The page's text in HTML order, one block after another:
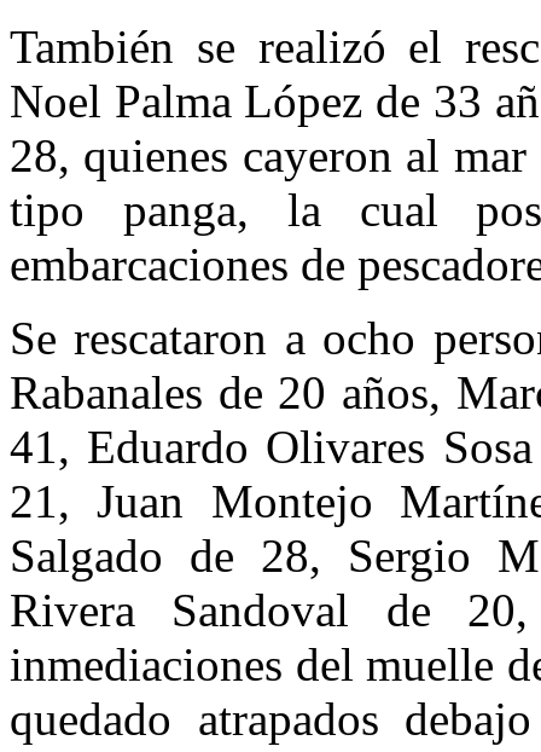
También se realizó el
Noel Palma López de 33
28, quienes cayeron al
tipo panga, la cual
embarcaciones de
Se rescataron a ocho
Rabanales de 20 años,
41, Eduardo Olivares
21, Juan Montejo
Salgado de 28, Sergio
Rivera Sandoval de
inmediaciones del muelle
quedado atrapados